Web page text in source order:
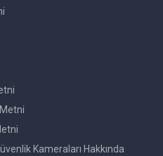
Kameraları Hakkında